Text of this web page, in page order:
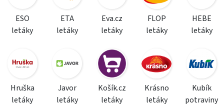
ESO
letáky
ETA
letáky
Eva.cz
letáky
FLOP
letáky
HEBE
letáky
Hruška
letáky
Javor
letáky
Košík.cz
letáky
Krásno
letáky
Kubík
potraviny